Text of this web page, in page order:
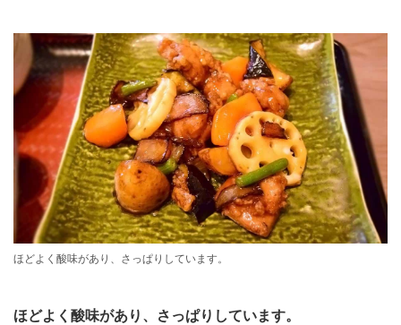
ほどよく酸味があり、さっぱりしています。
ほどよく酸味があり、さっぱりしています。